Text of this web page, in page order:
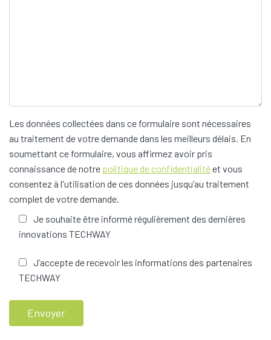
Les données collectées dans ce formulaire sont nécessaires
au traitement de votre demande dans les meilleurs délais. En
soumettant ce formulaire, vous affirmez avoir pris
connaissance de notre politique de confidentialitéet vous
consentez à l'utilisation de ces données jusqu’au traitement
complet de votre demande.
Je souhaite être informé régulièrement des dernières
innovations TECHWAY
J’accepte de recevoir les informations des partenaires
TECHWAY